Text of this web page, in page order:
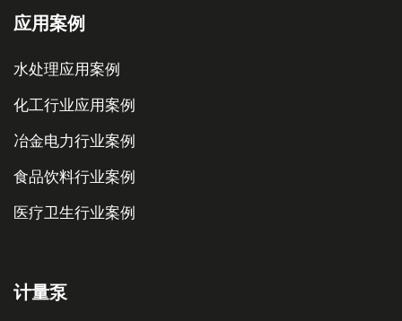
应用案例
水处理应用案例
化工行业应用案例
冶金电力行业案例
食品饮料行业案例
医疗卫生行业案例
计量泵